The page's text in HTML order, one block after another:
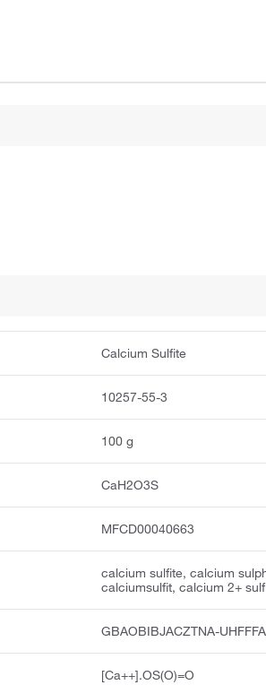
Calcium Sulfite
10257-55-3
100 g
CaH2O3S
MFCD00040663
calcium sulfite, calcium
calciumsulfit, calcium 2+
GBAOBIBJACZTNA-
[Ca++].OS(O)=O